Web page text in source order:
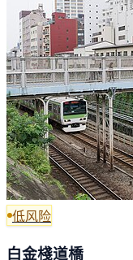
低风险
白金棧道橋